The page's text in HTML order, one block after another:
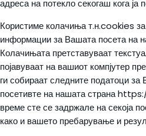
адреса на потекло секогаш кога ја
Користиме колачиња т.н.cookies
информации за Вашата посета на
Колачињата претставуваат
појавуваат на вашиот компјутер
ги собираат следните податоци за
посетивте на нашата страна
време сте се задржале на секоја
како и вашето пребарување и